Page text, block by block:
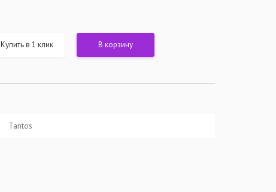
Купить в 1 клик В корзину
Tantos